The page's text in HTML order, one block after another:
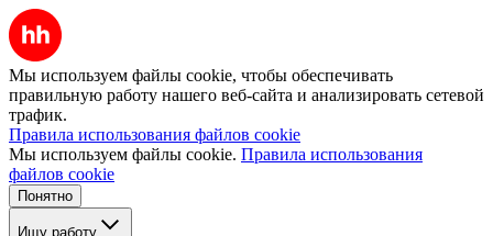
Мы используем файлы cookie, чтобы обеспечивать
правильную работу нашего веб-сайта и анализировать сетевой
трафик.
Правила использования файлов cookie
Мы используем файлы cookie. Правила использования
файлов cookie
Понятно
Ищу работу